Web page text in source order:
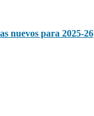
nuevos para 2025-26